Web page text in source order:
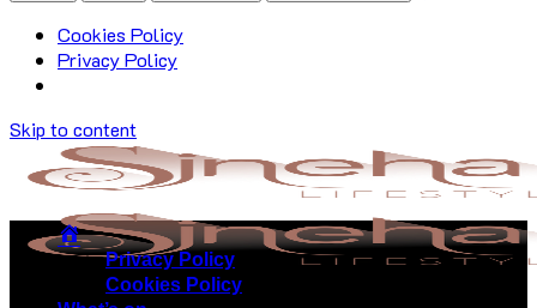
Cookies Policy
Privacy Policy
Skip to content
Privacy Policy
Cookies Policy